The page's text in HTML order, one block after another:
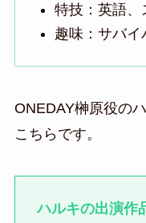
特技：英語、
趣味：サバイ
ONEDAY榊原役の
こちらです。
ハルキの出演作